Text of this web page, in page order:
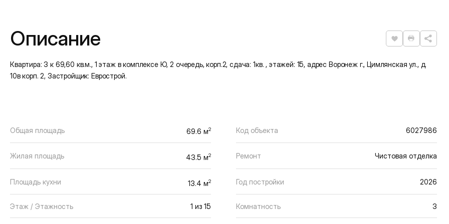
Описание Нравится
Квартира: 3 к 69,60 кв.м., 1 этаж в комплексе Ю, 2 очередь, корп.2, сдача: 1кв. , этажей: 15, адрес Воронеж г., Цимлянская ул., д.
10в корп. 2, Застройщик: Еврострой.
Общая площадь 69.6 м2 Код объекта 6027986
Жилая площадь 43.5 м2 Ремонт Чистовая отделка
Площадь кухни 13.4 м2 Год постройки 2026
Этаж / Этажность 1 из 15 Комнатность 3